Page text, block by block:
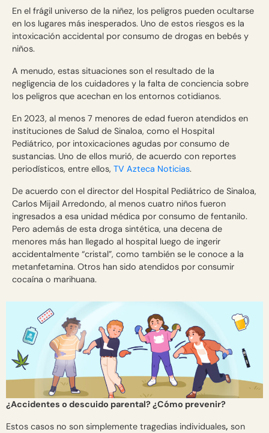
En el frágil universo de la niñez, los peligros pueden ocultarse
en los lugares más inesperados. Uno de estos riesgos es la
intoxicación accidental por consumo de drogas en bebés y
niños.
A menudo, estas situaciones son el resultado de la
negligencia de los cuidadores y la falta de conciencia sobre
los peligros que acechan en los entornos cotidianos.
En 2023, al menos 7 menores de edad fueron atendidos en
instituciones de Salud de Sinaloa, como el Hospital
Pediátrico, por intoxicaciones agudas por consumo de
sustancias. Uno de ellos murió, de acuerdo con reportes
periodísticos, entre ellos, TV Azteca Noticias.
De acuerdo con el director del Hospital Pediátrico de Sinaloa,
Carlos Mijail Arredondo, al menos cuatro niños fueron
ingresados a esa unidad médica por consumo de fentanilo.
Pero además de esta droga sintética, una decena de
menores más han llegado al hospital luego de ingerir
accidentalmente “cristal”, como también se le conoce a la
metanfetamina. Otros han sido atendidos por consumir
cocaína o marihuana.
¿Accidentes o descuido parental? ¿Cómo prevenir?
Estos casos no son simplemente tragedias individuales, son